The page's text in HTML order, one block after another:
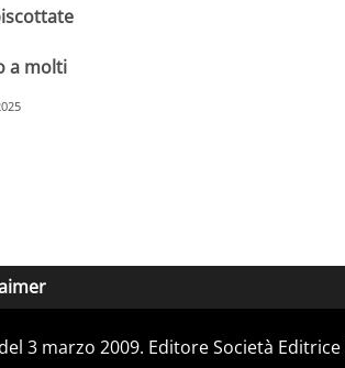
a molti
3 marzo 2009. Editore Società Editrice